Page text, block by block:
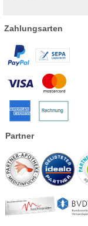
Zahlungsarten
Partner